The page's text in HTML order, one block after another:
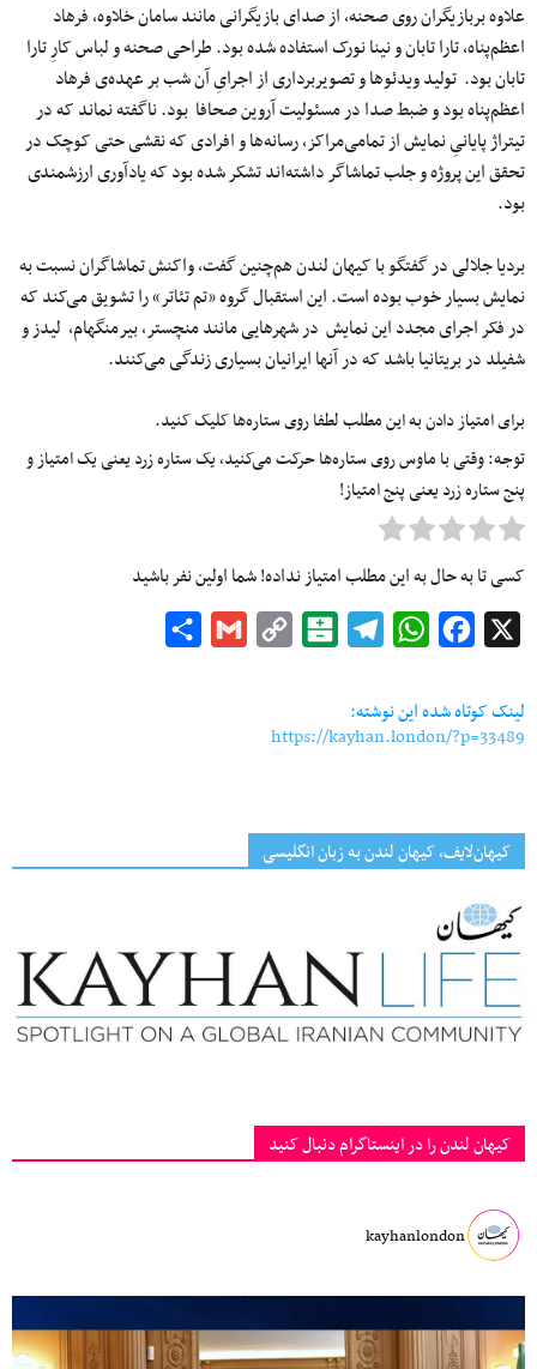
علاوه بربازیگران روی صحنه، از صدای بازیگرانی مانند سامان خلاوه، فرهاد
اعظم‌پناه، تارا تابان و نینا نورک استفاده شده بود. طراحی صحنه و لباس کارِ تارا
تابان بود. تولید ویدئوها و تصویربرداری از اجرایِ آن شب بر عهده‌ی فرهاد
اعظم‌پناه بود و ضبط صدا در مسئولیت آروین صحافا بود. ناگفته نماند که در
تیتراژ پایانیِ نمایش از تمامی‌مراکز، رسانه‌ها و افرادی که نقشی حتی کوچک در
تحقق این پروژه و جلب تماشاگر داشته‌اند تشکر شده بود که یادآوری ارزشمندی
بود.
بردیا جلالی در گفتگو با کیهان لندن هم‌چنین گفت، واکنش تماشاگران نسبت به
نمایش بسیار خوب بوده است. این استقبال گروه «تم تئاتر» را تشویق می‌کند که
در فکر اجرای مجدد این نمایش در شهرهایی مانند منچستر، بیرمنگهام، لیدز و
شفیلد در بریتانیا باشد که در آنها ایرانیان بسیاری زندگی می‌کنند.
برای امتیاز دادن به این مطلب لطفا روی ستاره‌ها کلیک کنید.
توجه: وقتی با ماوس روی ستاره‌ها حرکت می‌کنید، یک ستاره زرد یعنی یک امتیاز و
پنج ستاره زرد یعنی پنج امتیاز!
کسی تا به حال به این مطلب امتیاز نداده! شما اولین نفر باشید
Facebook
WhatsApp
Telegram
Balatarin
Copy
Gmail
لینک کوتاه شده این نوشته:
https://kayhan.london/?p=33489
کیهان‌لایف، کیهان لندن به زبان انگلیسی
کیهان لندن را در اینستاگرام دنبال کنید
kayhanlondon